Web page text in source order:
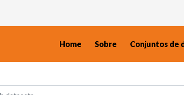
Home Sobre Conjuntos de